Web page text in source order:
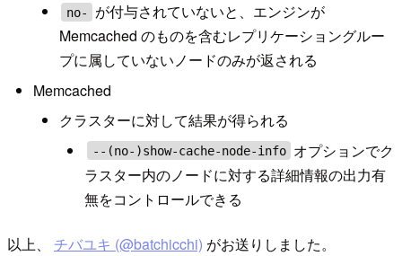
no-
が付与されていないと、エンジンが
Memcached のものを含むレプリケーショングルー
プに属していないノードのみが返される
Memcached
クラスターに対して結果が得られる
--(no-)show-cache-node-info オプションでク
ラスター内のノードに対する詳細情報の出力有
無をコントロールできる
以上、 チバユキ (@batchicchi) がお送りしました。